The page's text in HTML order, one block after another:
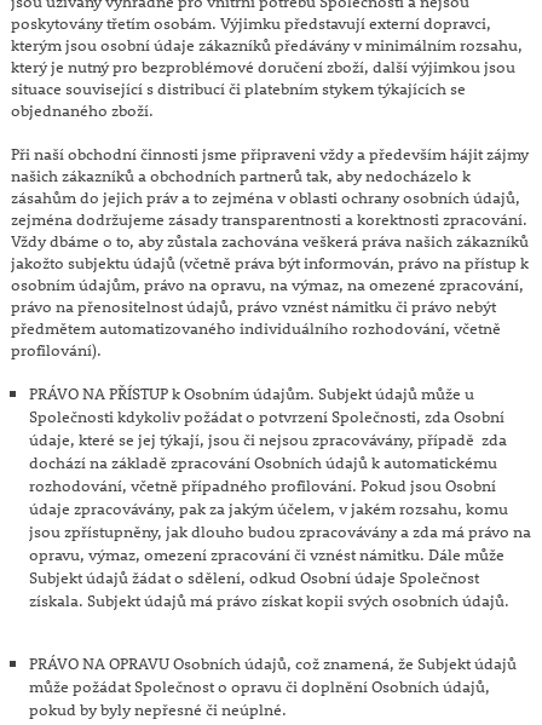
poskytovány třetím osobám. Výjimku představují externí dopravci,
kterým jsou osobní údaje zákazníků předávány v minimálním rozsahu,
který je nutný pro bezproblémové doručení zboží, další výjimkou jsou
situace související s distribucí či platebním stykem týkajících se
objednaného zboží.
Při naší obchodní činnosti jsme připraveni vždy a především hájit zájmy
našich zákazníků a obchodních partnerů tak, aby nedocházelo k
zásahům do jejich práv a to zejména v oblasti ochrany osobních údajů,
zejména dodržujeme zásady transparentnosti a korektnosti zpracování.
Vždy dbáme o to, aby zůstala zachována veškerá práva našich zákazníků
jakožto subjektu údajů (včetně práva být informován, právo na přístup k
osobním údajům, právo na opravu, na výmaz, na omezené zpracování,
právo na přenositelnost údajů, právo vznést námitku či právo nebýt
předmětem automatizovaného individuálního rozhodování, včetně
profilování).
PRÁVO NA PŘÍSTUP k Osobním údajům. Subjekt údajů může u
Společnosti kdykoliv požádat o potvrzení Společnosti, zda Osobní
údaje, které se jej týkají, jsou či nejsou zpracovávány, případě zda
dochází na základě zpracování Osobních údajů k automatickému
rozhodování, včetně případného profilování. Pokud jsou Osobní
údaje zpracovávány, pak za jakým účelem, v jakém rozsahu, komu
jsou zpřístupněny, jak dlouho budou zpracovávány a zda má právo na
opravu, výmaz, omezení zpracování či vznést námitku. Dále může
Subjekt údajů žádat o sdělení, odkud Osobní údaje Společnost
získala. Subjekt údajů má právo získat kopii svých osobních údajů.
PRÁVO NA OPRAVU Osobních údajů, což znamená, že Subjekt údajů
může požádat Společnost o opravu či doplnění Osobních údajů,
pokud by byly nepřesné či neúplné.